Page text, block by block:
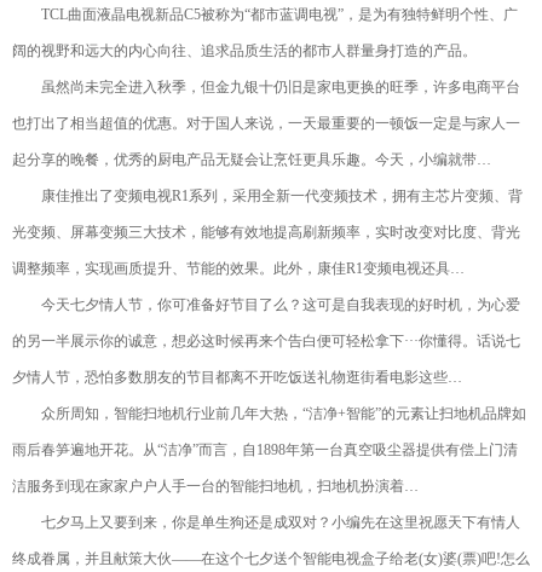
TCL曲面液晶电视新品C5被称为“都市蓝调电视”，是为有独特鲜明个性、广
阔的视野和远大的内心向往、追求品质生活的都市人群量身打造的产品。
虽然尚未完全进入秋季，但金九银十仍旧是家电更换的旺季，许多电商平台
也打出了相当超值的优惠。对于国人来说，一天最重要的一顿饭一定是与家人一
起分享的晚餐，优秀的厨电产品无疑会让烹饪更具乐趣。今天，小编就带…
康佳推出了变频电视R1系列，采用全新一代变频技术，拥有主芯片变频、背
光变频、屏幕变频三大技术，能够有效地提高刷新频率，实时改变对比度、背光
调整频率，实现画质提升、节能的效果。此外，康佳R1变频电视还具…
今天七夕情人节，你可准备好节目了么？这可是自我表现的好时机，为心爱
的另一半展示你的诚意，想必这时候再来个告白便可轻松拿下···你懂得。话说七
夕情人节，恐怕多数朋友的节目都离不开吃饭送礼物逛街看电影这些…
众所周知，智能扫地机行业前几年大热，“洁净+智能”的元素让扫地机品牌如
雨后春笋遍地开花。从“洁净”而言，自1898年第一台真空吸尘器提供有偿上门清
洁服务到现在家家户户人手一台的智能扫地机，扫地机扮演着…
七夕马上又要到来，你是单生狗还是成双对？小编先在这里祝愿天下有情人
终成眷属，并且献策大伙——在这个七夕送个智能电视盒子给老(女)婆(票)吧!怎么